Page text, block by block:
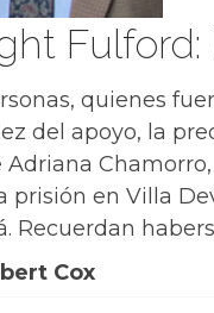
quienes
del apoyo, la
Adriana
prisión en Villa
Recuerdan
Cox